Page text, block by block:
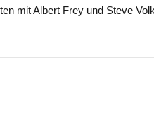
mit Albert Frey und Steve